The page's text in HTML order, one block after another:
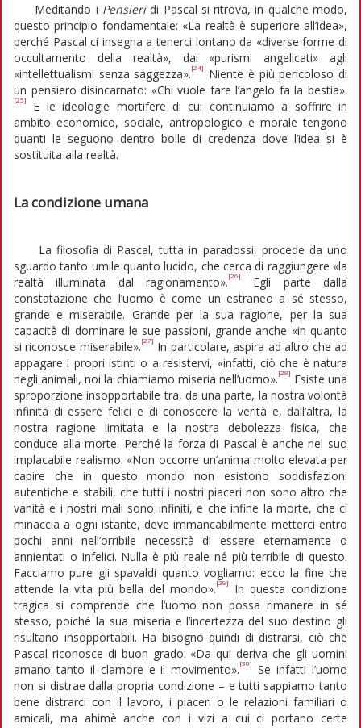
Meditando i Pensieridi Pascal si ritrova, in qualche modo,
questo principio fondamentale: «La realtà è superiore all’idea»,
perché Pascal ci insegna a tenerci lontano da «diverse forme di
occultamento della realtà», dai «purismi angelicati» agli
«intellettualismi senza saggezza». [24]
Niente è più pericoloso di
un pensiero disincarnato: «Chi vuole fare l’angelo fa la bestia».
[25]
E le ideologie mortifere di cui continuiamo a soffrire in
ambito economico, sociale, antropologico e morale tengono
quanti le seguono dentro bolle di credenza dove l’idea si è
sostituita alla realtà.
La condizione umana
La filosofia di Pascal, tutta in paradossi, procede da uno
sguardo tanto umile quanto lucido, che cerca di raggiungere «la
realtà illuminata dal ragionamento». [26]
Egli parte dalla
constatazione che l’uomo è come un estraneo a sé stesso,
grande e miserabile. Grande per la sua ragione, per la sua
capacità di dominare le sue passioni, grande anche «in quanto
si riconosce miserabile». [27] In particolare, aspira ad altro che ad
appagare i propri istinti o a resistervi, «infatti, ciò che è natura
negli animali, noi la chiamiamo miseria nell’uomo». [28] Esiste una
sproporzione insopportabile tra, da una parte, la nostra volontà
infinita di essere felici e di conoscere la verità e, dall’altra, la
nostra ragione limitata e la nostra debolezza fisica, che
conduce alla morte. Perché la forza di Pascal è anche nel suo
implacabile realismo: «Non occorre un’anima molto elevata per
capire che in questo mondo non esistono soddisfazioni
autentiche e stabili, che tutti i nostri piaceri non sono altro che
vanità e i nostri mali sono infiniti, e che infine la morte, che ci
minaccia a ogni istante, deve immancabilmente metterci entro
pochi anni nell’orribile necessità di essere eternamente o
annientati o infelici. Nulla è più reale né più terribile di questo.
Facciamo pure gli spavaldi quanto vogliamo: ecco la fine che
attende la vita più bella del mondo». [29]
In questa condizione
tragica si comprende che l’uomo non possa rimanere in sé
stesso, poiché la sua miseria e l’incertezza del suo destino gli
risultano insopportabili. Ha bisogno quindi di distrarsi, ciò che
Pascal riconosce di buon grado: «Da qui deriva che gli uomini
amano tanto il clamore e il movimento». [30]
Se infatti l’uomo
non si distrae dalla propria condizione – e tutti sappiamo tanto
bene distrarci con il lavoro, i piaceri o le relazioni familiari o
amicali, ma ahimè anche con i vizi a cui ci portano certe